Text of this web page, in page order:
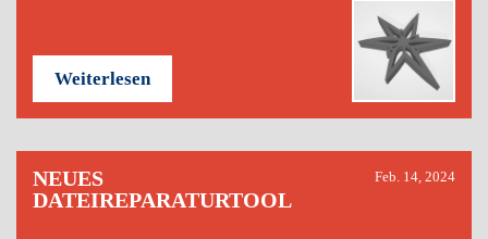
Weiterlesen
NEUES
DATEIREPARATURTOOL
Feb. 14, 2024